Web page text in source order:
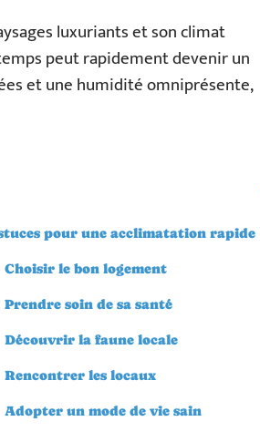
luxuriants et son climat
peut rapidement devenir un
et une humidité omniprésente,
pour une acclimatation rapide
Choisir le bon logement
Prendre soin de sa santé
Découvrir la faune locale
Rencontrer les locaux
Adopter un mode de vie sain